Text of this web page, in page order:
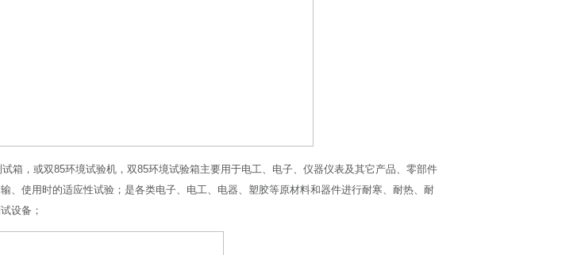
箱，或双85环境试验机，双85环境试验箱主要用于电工、电子、仪器仪表及其它产品、零部件
、使用时的适应性试验；是各类电子、电工、电器、塑胶等原材料和器件进行耐寒、耐热、耐
设备；